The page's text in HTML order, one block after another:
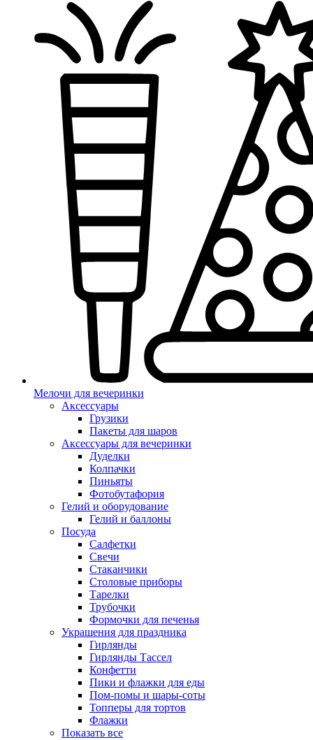
Мелочи для вечеринки
Аксессуары
Грузики
Пакеты для шаров
Аксессуары для вечеринки
Дуделки
Колпачки
Пиньяты
Фотобутафория
Гелий и оборудование
Гелий и баллоны
Посуда
Салфетки
Свечи
Стаканчики
Столовые приборы
Тарелки
Трубочки
Формочки для печенья
Украшения для праздника
Гирлянды
Гирлянды Тассел
Конфетти
Пики и флажки для еды
Пом-помы и шары-соты
Топперы для тортов
Флажки
Показать все